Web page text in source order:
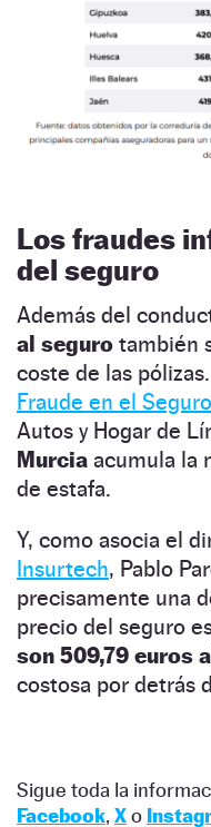
Los fraudes
del seguro
Además del
al seguro también
coste de las
Fraude en el Seguro
Autos y Hogar de
Murcia acumula la
de estafa.
Y, como asocia el
Insurtech, Pablo
precisamente una
precio del seguro
son 509,79 euros
costosa por detrás
Sigue toda la
Facebook, Xo